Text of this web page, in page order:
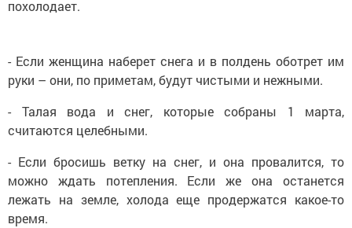
похолодает.
- Если женщина наберет снега и в полдень оботрет им
руки – они, по приметам, будут чистыми и нежными.
- Талая вода и снег, которые собраны 1 марта,
считаются целебными.
- Если бросишь ветку на снег, и она провалится, то
можно ждать потепления. Если же она останется
лежать на земле, холода еще продержатся какое-то
время.